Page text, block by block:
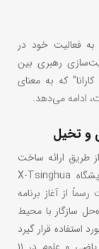
به فعالیت خود در
رهبری بین
که به معنای
ادامه می‌دهد.
و تخیل
طریق ارائه ساخت
پلتفرم شبکه، منابع و پشتیبانی تخصصی از آزمایشگاه X-Tsinghua
از آغاز برنامه
سازگار با محیط
قرار گیرد